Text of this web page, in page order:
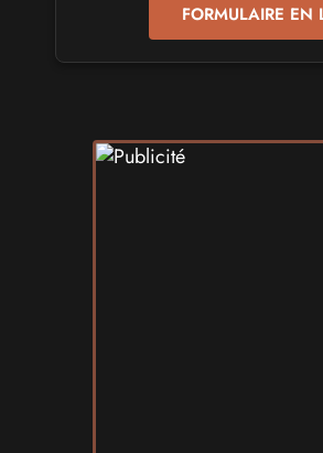
SALONS & CONVENTIONS GEEKS
Play Azur Festival 2027
SALONS & CONVENTIONS GEEKS
Art To Play 2026
FORMULAIRE EN